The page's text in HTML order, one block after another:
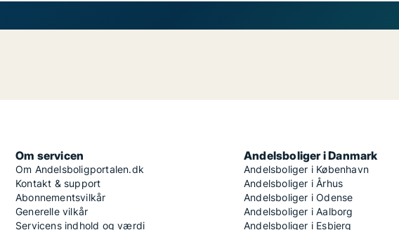
Om servicen
Om Andelsboligportalen.dk
Kontakt & support
Abonnementsvilkår
Generelle vilkår
Servicens indhold og værdi
Andelsboliger i Danmark
Andelsboliger i København
Andelsboliger i Århus
Andelsboliger i Odense
Andelsboliger i Aalborg
Andelsboliger i Esbjerg